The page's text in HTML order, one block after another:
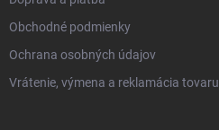
Obchodné podmienky
Ochrana osobných údajov
Vrátenie, výmena a reklamácia tovaru